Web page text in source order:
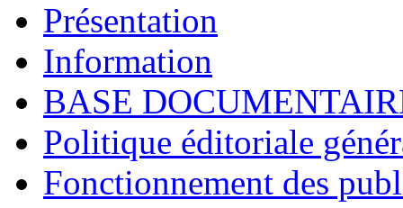
Présentation
Information
BASE
Politique éditoriale
Fonctionnement des